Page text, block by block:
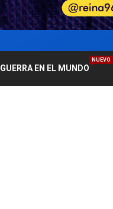
GUERRA EN EL MUNDO
NUEVO